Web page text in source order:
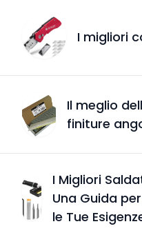
I migliori
Il meglio
finiture
I Migliori
Una Guida
le Tue